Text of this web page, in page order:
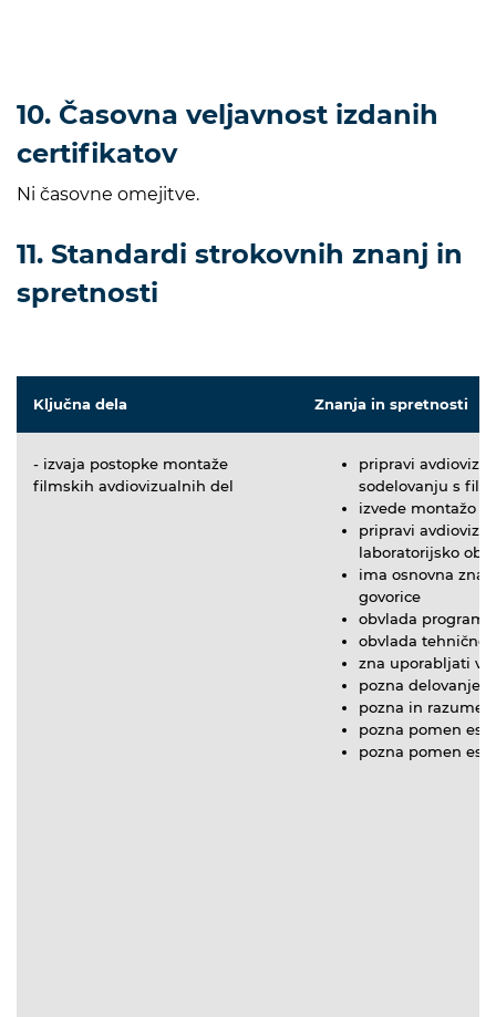
10. Časovna veljavnost izdanih
certifikatov
Ni časovne omejitve.
11. Standardi strokovnih znanj in
spretnosti
Ključna dela Znanja in spretnosti
- izvaja postopke montaže
filmskih avdiovizualnih del
pripravi
sodelovanju s
izvede montažo
pripravi
laboratorijsko
ima osnovna
govorice
obvlada
obvlada tehnične
zna uporabljati
pozna delovanje
pozna in razume
pozna pomen
pozna pomen